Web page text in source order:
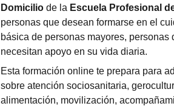
Domicilio de la Escuela Profesional
personas que desean formarse en el
básica de personas mayores,
necesitan apoyo en su vida diaria.
Esta formación online te prepara para
sobre atención sociosanitaria,
alimentación, movilización,